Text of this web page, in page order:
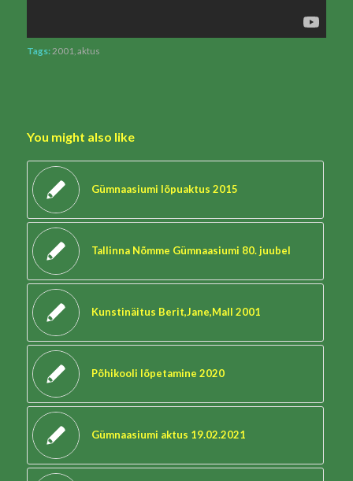
Tags: 2001 aktus
You might also like
Gümnaasiumi lõpuaktus 2015
Tallinna Nõmme Gümnaasiumi 80. juubel
Kunstinäitus Berit,Jane,Mall 2001
Põhikooli lõpetamine 2020
Gümnaasiumi aktus 19.02.2021